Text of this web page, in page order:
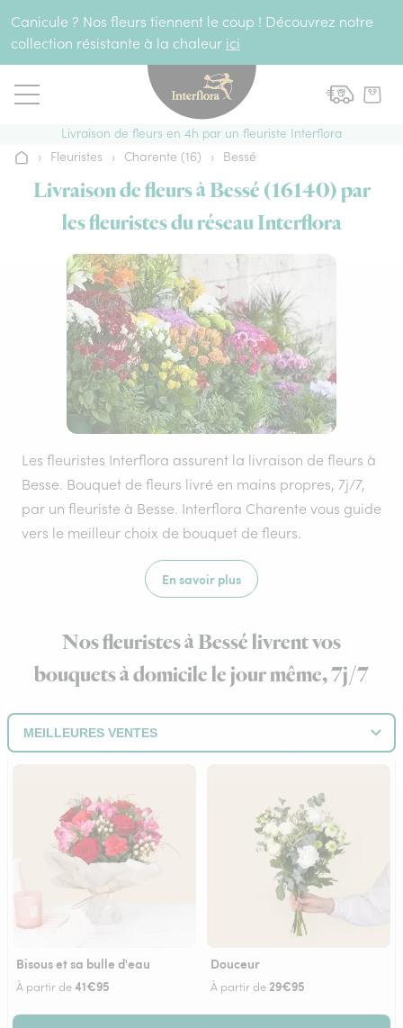
Canicule ? Nos fleurs tiennent le coup ! Découvrez notre
collection résistante à la chaleur ici
Livraison de fleurs en 4h par un fleuriste Interflora
Accueil
› Fleuristes › Charente (16) › Bessé
Livraison de fleurs à Bessé (16140) par
les fleuristes du réseau Interflora
Les fleuristes Interflora assurent la livraison de fleurs à
Besse. Bouquet de fleurs livré en mains propres, 7j/7,
par un fleuriste à Besse. Interflora Charente vous guide
vers le meilleur choix de bouquet de fleurs.
En savoir plus
Nos fleuristes à Bessé livrent vos
bouquets à domicile le jour même, 7j/7
Bisous et sa bulle d'eau
À partir de41€95
Douceur
À partir de29€95